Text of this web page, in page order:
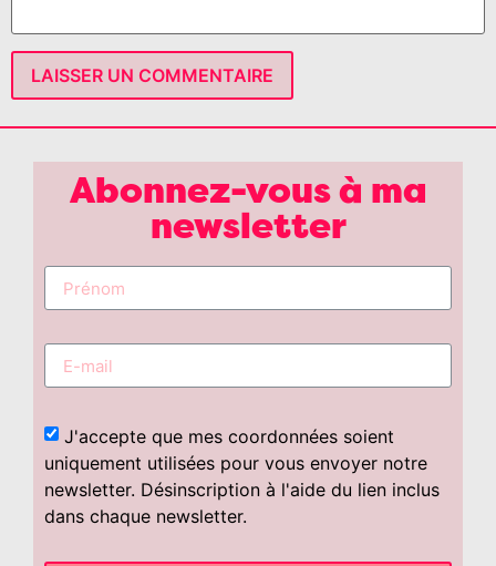
Abonnez-vous à ma
newsletter
J'accepte que mes coordonnées soient
uniquement utilisées pour vous envoyer notre
newsletter. Désinscription à l'aide du lien inclus
dans chaque newsletter.